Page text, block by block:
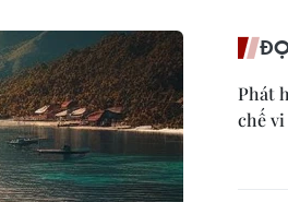
Phát
chế vi